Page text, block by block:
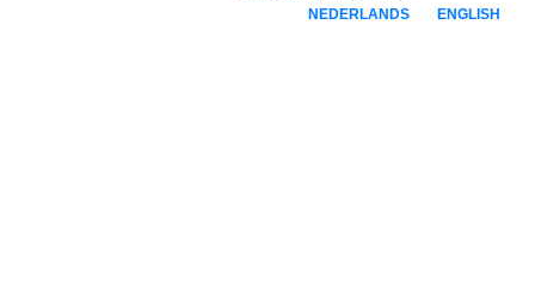
NEDERLANDS ENGLISH